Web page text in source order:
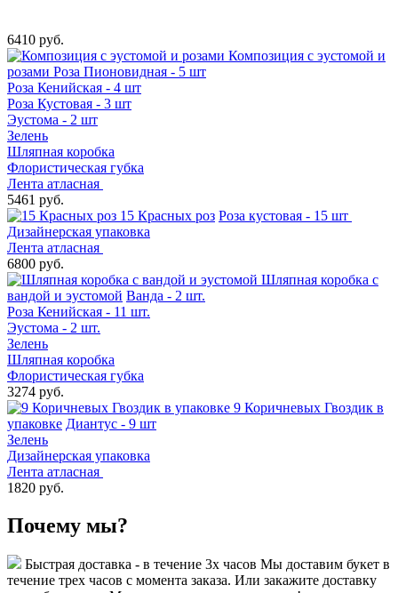
6410 руб.
Композиция с эустомой и
розами Роза Пионовидная - 5 шт
Роза Кенийская - 4 шт
Роза Кустовая - 3 шт
Эустома - 2 шт
Зелень
Шляпная коробка
Флористическая губка
Лента атласная
5461 руб.
15 Красных роз Роза кустовая - 15 шт
Дизайнерская упаковка
Лента атласная
6800 руб.
Шляпная коробка с
вандой и эустомой Ванда - 2 шт.
Роза Кенийская - 11 шт.
Эустома - 2 шт.
Зелень
Шляпная коробка
Флористическая губка
3274 руб.
9 Коричневых Гвоздик в
упаковке Диантус - 9 шт
Зелень
Дизайнерская упаковка
Лента атласная
1820 руб.
Почему мы?
Быстрая доставка - в течение 3х часов Мы доставим букет в
течение трех часов с момента заказа. Или закажите доставку